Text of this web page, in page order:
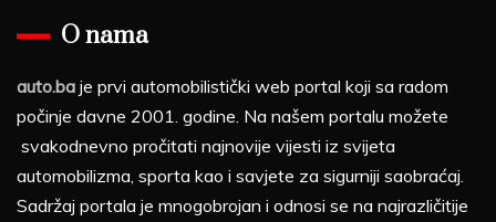
O nama
auto.ba je prvi automobilistički web portal koji sa radom
počinje davne 2001. godine. Na našem portalu možete
svakodnevno pročitati najnovije vijesti iz svijeta
automobilizma, sporta kao i savjete za sigurniji saobraćaj.
Sadržaj portala je mnogobrojan i odnosi se na najrazličitije